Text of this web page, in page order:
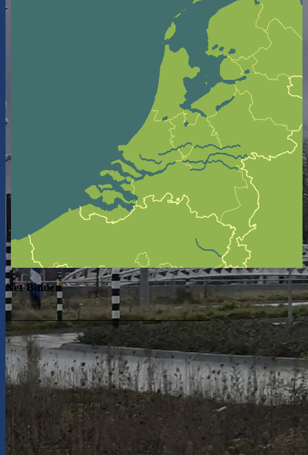
Net Binnen
_________________________________